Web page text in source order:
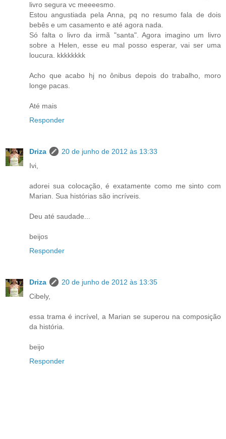
livro segura vc meeeesmo.
Estou angustiada pela Anna, pq no resumo fala de dois
bebês e um casamento e até agora nada.
Só falta o livro da irmã "santa". Agora imagino um livro
sobre a Helen, esse eu mal posso esperar, vai ser uma
loucura. kkkkkkkk
Acho que acabo hj no ônibus depois do trabalho, moro
longe pacas.
Até mais
Responder
Driza
20 de junho de 2012 às 13:33
Ivi,
adorei sua colocação, é exatamente como me sinto com
Marian. Sua histórias são incríveis.
Deu até saudade...
beijos
Responder
Driza
20 de junho de 2012 às 13:35
Cibely,
essa trama é incrível, a Marian se superou na composição
da história.
beijo
Responder